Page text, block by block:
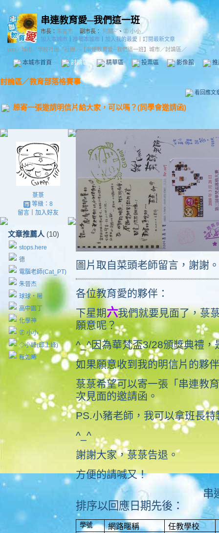
串連教育愛─我們這一班
市長： 朱晉杰 副市長： 阿關~、 ㊣ 小小
加入本城市
推薦本城市 加入我的最愛
訂閱最新文章
udn／城市／學校社團 ／社團 ／ 【串連教育愛─我們這一班】城市／討論區／
本城市首頁 討論區 精華區 投票區 影像館
討論區／教育部落格賽事
看回應文
想寄一張邀請明信片給大家，可以嗎？(同學會邀請函)
菉菉
等級：8
留言｜ 加入好友
文章推薦人 (10)
stops.here
德
電腦老師(Cat_PT)
朱晉杰
球球‧楊
高中園丁
化學神
㊣ 小小
◇小峰(邱上峰)
程如晞
圖片取自菜頭老師留言，謝謝。
各位教育愛的夥伴：
下星期六我們就要見面了，菉
願意呢？
^_^因為華梵盃3/28頒獎典禮，
如果願意收到我的明信片的夥
菉菉希望可以寄一張「串連教
次見面的邀請函。
PS.小豬老師，我可以拿班長
^_^
謝謝大家，菉菉告退。
方便的請喊又！
串
排序以回應日期先後：
學號 網路暱稱 任教學校